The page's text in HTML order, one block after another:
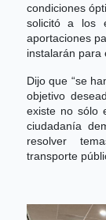
condiciones
solicitó a los
aportaciones
instalarán para
Dijo que “se
objetivo
existe no sólo
ciudadanía
resolver
transporte